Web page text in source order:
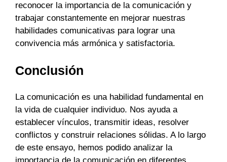
reconocer la importancia de la comunicación y
trabajar constantemente en mejorar nuestras
habilidades comunicativas para lograr una
convivencia más armónica y satisfactoria.
Conclusión
La comunicación es una habilidad fundamental en
la vida de cualquier individuo. Nos ayuda a
establecer vínculos, transmitir ideas, resolver
conflictos y construir relaciones sólidas. A lo largo
de este ensayo, hemos podido analizar la